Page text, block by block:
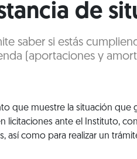
de
saber si estás
(aportaciones y
que muestre la situación que
licitaciones ante el Instituto,
así como para realizar un